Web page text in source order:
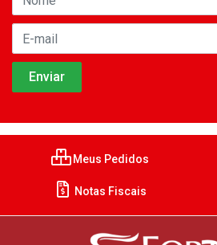
Meus Pedidos
Notas Fiscais